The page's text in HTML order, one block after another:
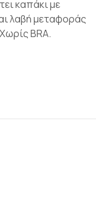
καπάκι με
λαβή μεταφοράς
BRA.